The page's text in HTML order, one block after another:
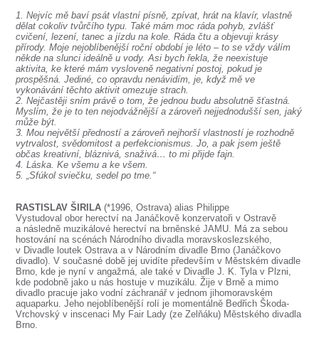
1. Nejvíc mě baví psát vlastní písně, zpívat, hrát na klavír, vlastně
dělat cokoliv tvůrčího typu. Také mám moc ráda pohyb, zvlášť
cvičení, lezení, tanec a jízdu na kole. Ráda čtu a objevuji krásy
přírody. Moje nejoblíbenější roční období je léto – to se vždy válím
někde na slunci ideálně u vody. Asi bych řekla, že neexistuje
aktivita, ke které mám vysloveně negativní postoj, pokud je
prospěšná. Jediné, co opravdu nenávidím, je, když mě ve
vykonávání těchto aktivit omezuje strach.
2. Nejčastěji sním právě o tom, že jednou budu absolutně šťastná.
Myslím, že je to ten nejodvážnější a zároveň nejjednodušší sen, jaký
může být.
3. Mou největší předností a zároveň nejhorší vlastností je rozhodně
vytrvalost, svědomitost a perfekcionismus. Jo, a pak jsem ještě
občas kreativní, bláznivá, snaživá… to mi přijde fajn.
4. Láska. Ke všemu a ke všem.
5. „Sfúkol sviečku, sedel po tme.“
RASTISLAV ŠIRILA (*1996, Ostrava) alias Philippe
Vystudoval obor herectví na Janáčkově konzervatoři v Ostravě
a následně muzikálové herectví na brněnské JAMU. Má za sebou
hostování na scénách Národního divadla moravskoslezského,
v Divadle loutek Ostrava a v Národním divadle Brno (Janáčkovo
divadlo). V současné době jej uvidíte především v Městském divadle
Brno, kde je nyní v angažmá, ale také v Divadle J. K. Tyla v Plzni,
kde podobně jako u nás hostuje v muzikálu. Žije v Brně a mimo
divadlo pracuje jako vodní záchranář v jednom jihomoravském
aquaparku. Jeho nejoblíbenější rolí je momentálně Bedřich Škoda-
Vrchovský v inscenaci My Fair Lady (ze Zelňáku) Městského divadla
Brno.